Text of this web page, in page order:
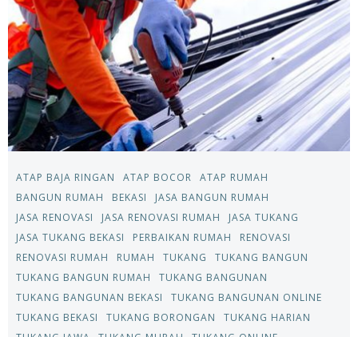
ATAP BAJA RINGAN ATAP BOCOR
ATAP RUMAH
BANGUN RUMAH
BEKASI
JASA BANGUN RUMAH
JASA RENOVASI
JASA RENOVASI RUMAH
JASA TUKANG
JASA TUKANG BEKASI
PERBAIKAN RUMAH
RENOVASI
RENOVASI RUMAH
RUMAH TUKANG
TUKANG BANGUN
TUKANG BANGUN RUMAH
TUKANG BANGUNAN
TUKANG BANGUNAN BEKASI
TUKANG BANGUNAN ONLINE
TUKANG BEKASI
TUKANG BORONGAN
TUKANG HARIAN